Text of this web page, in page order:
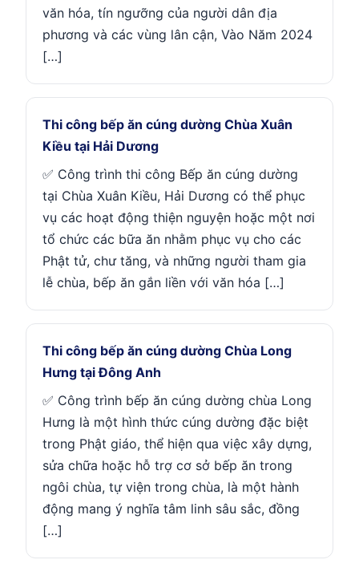
văn hóa, tín ngưỡng của người dân địa
phương và các vùng lân cận, Vào Năm 2024
[…]
Thi công bếp ăn cúng dường Chùa Xuân
Kiều tại Hải Dương
✅ Công trình thi công Bếp ăn cúng dường
tại Chùa Xuân Kiều, Hải Dương có thể phục
vụ các hoạt động thiện nguyện hoặc một nơi
tổ chức các bữa ăn nhằm phục vụ cho các
Phật tử, chư tăng, và những người tham gia
lễ chùa, bếp ăn gắn liền với văn hóa […]
Thi công bếp ăn cúng dường Chùa Long
Hưng tại Đông Anh
✅ Công trình bếp ăn cúng dường chùa Long
Hưng là một hình thức cúng dường đặc biệt
trong Phật giáo, thể hiện qua việc xây dựng,
sửa chữa hoặc hỗ trợ cơ sở bếp ăn trong
ngôi chùa, tự viện trong chùa, là một hành
động mang ý nghĩa tâm linh sâu sắc, đồng
[…]